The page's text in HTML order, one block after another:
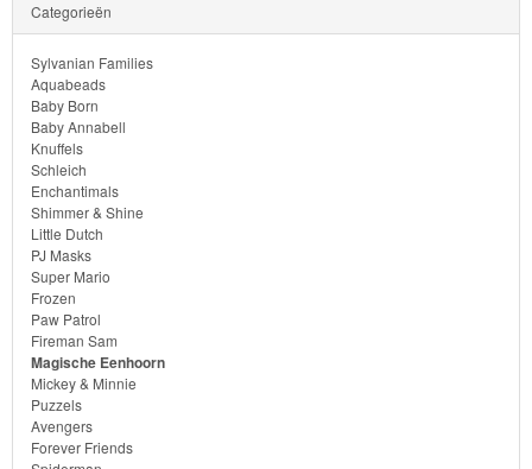
Angry
Birds
Batman
Goede
dinosaurus
Dora
-
Diego
Hello
Kitty
Categorieën
Sylvanian Families
Aquabeads
Baby Born
Baby Annabell
Knuffels
Schleich
Enchantimals
Shimmer & Shine
Little Dutch
PJ Masks
Super Mario
Frozen
Paw Patrol
Fireman Sam
Magische Eenhoorn
Mickey & Minnie
Puzzels
Avengers
Forever Friends